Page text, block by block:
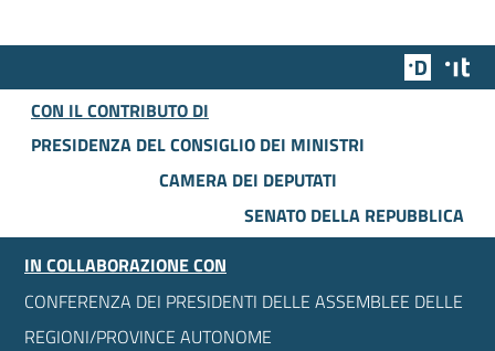
Team
CON IL CONTRIBUTO DI
PRESIDENZA DEL CONSIGLIO DEI MINISTRI
CAMERA DEI DEPUTATI
SENATO DELLA REPUBBLICA
IN COLLABORAZIONE CON
CONFERENZA DEI PRESIDENTI DELLE ASSEMBLEE DELLE
REGIONI/PROVINCE AUTONOME